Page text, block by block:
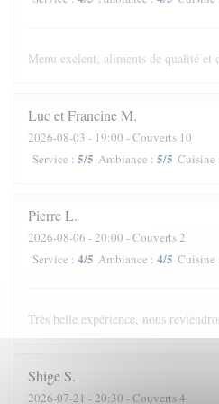
Menu exelent, aliments de qualité et
Luc et FrancineM
2026-08-03 - 19:00 - Couverts 10
Service : 5/5 Ambiance : 5/5 Cuisine
PierreL
2026-08-06 - 20:00 - Couverts 2
Service : 4/5 Ambiance : 4/5 Cuisine
Très belle expérience, nous
Shige S
2026-07-21 - 20:30 - Couverts 4